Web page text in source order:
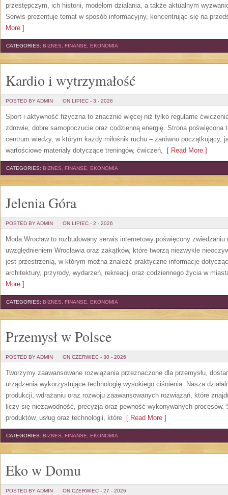
przestępczym, ich historii, modelom działania, a także aktualnym
Serwis prezentuje temat w sposób informacyjny, koncentrując się na
More ]
CATEGORIES: BIZNES, FINANSE, EKONOMIA
Kardio i wytrzymałość
POSTED BY ADMIN ON LIPIEC - 3 - 2026
Sport i aktywność fizyczna to znacznie więcej niż tylko regularne
zdrowie, dobre samopoczucie oraz codzienną energię. Strona poświęcona
centrum wiedzy, w którym każdy miłośnik ruchu – zarówno początkujący,
wartościowe materiały dotyczące treningów, ćwiczeń, [ Read More ]
CATEGORIES: BIZNES, FINANSE, EKONOMIA
Jelenia Góra
POSTED BY ADMIN ON LIPIEC - 2 - 2026
Moda Wrocław to rozbudowany serwis internetowy poświęcony
uwzględnieniem Wrocławia oraz zakątków, które tworzą niezwykle
jest przestrzenią, w którym można znaleźć praktyczne informacje
architektury, przyrody, wydarzeń, rekreacji oraz codziennego życia w
More ]
CATEGORIES: BIZNES, FINANSE, EKONOMIA
Przemysł w Polsce
POSTED BY ADMIN ON CZERWIEC - 30 - 2026
Tworzymy zaawansowane rozwiązania przeznaczone dla przemysłu,
urządzenia wykorzystujące technologię wysokiego ciśnienia. Nasza
produkcji, wdrażaniu oraz rozwoju zaawansowanych rozwiązań, które
liczy się niezawodność, precyzja oraz pewność wykonywanych procesów.
produktów, usług oraz technologii, które [ Read More ]
CATEGORIES: BIZNES, FINANSE, EKONOMIA
Eko w Domu
POSTED BY ADMIN ON CZERWIEC - 27 - 2026